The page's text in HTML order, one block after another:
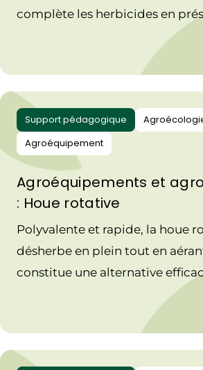
complète les herbicides en
microfaune du sol et en
transition agroécologique.
Support pédagogique
Agroéquipement
Agroéquipements et
: Houe rotative
Polyvalente et rapide, la houe
désherbe en plein tout en
constitue une alternative
herbicides pour renforcer les